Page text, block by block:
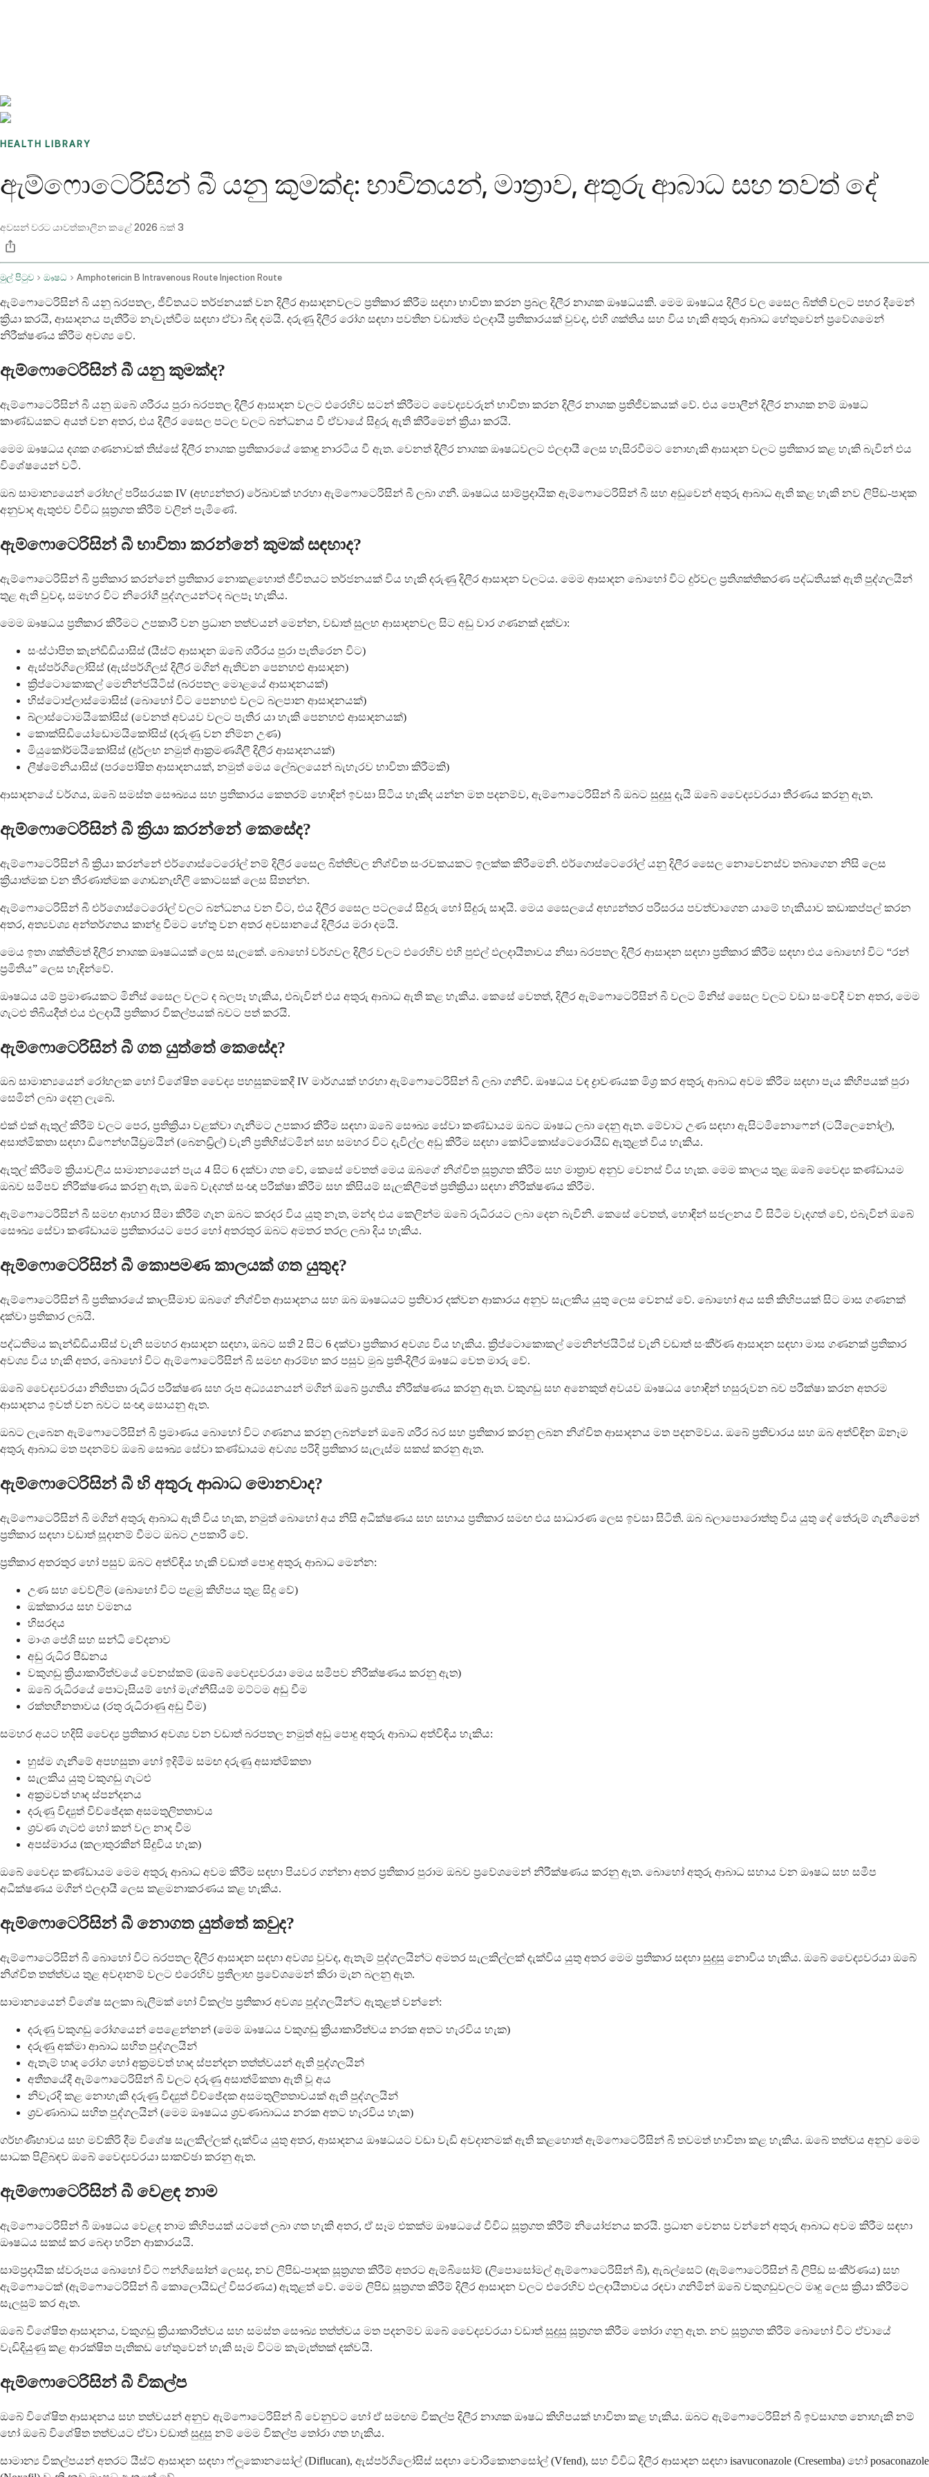
HEALTH LIBRARY
ඇම්ෆොටෙරිසින් බී යනු කුමක්ද: භාවිතයන්, මාත්‍රාව, අතුරු ආබාධ සහ තවත් දේ
අවසන් වරට යාවත්කාලීන කළේ2026 බක් 3
මුල් පිටුව ඖෂධ Amphotericin B Intravenous Route Injection Route
ඇම්ෆොටෙරිසින් බී යනු බරපතල, ජීවිතයට තර්ජනයක් වන දිලීර ආසාදනවලට ප්‍රතිකාර කිරීම සඳහා භාවිතා කරන ප්‍රබල දිලීර නාශක ඖෂධයකි. මෙම ඖෂධය දිලීර වල සෛල බිත්ති වලට පහර දීමෙන්
ක්‍රියා කරයි, ආසාදනය පැතිරීම නැවැත්වීම සඳහා ඒවා බිඳ දමයි. දරුණු දිලීර රෝග සඳහා පවතින වඩාත්ම ඵලදායී ප්‍රතිකාරයක් වුවද, එහි ශක්තිය සහ විය හැකි අතුරු ආබාධ හේතුවෙන් ප්‍රවේශමෙන්
නිරීක්ෂණය කිරීම අවශ්‍ය වේ.
ඇම්ෆොටෙරිසින් බී යනු කුමක්ද?
ඇම්ෆොටෙරිසින් බී යනු ඔබේ ශරීරය පුරා බරපතල දිලීර ආසාදන වලට එරෙහිව සටන් කිරීමට වෛද්‍යවරුන් භාවිතා කරන දිලීර නාශක ප්‍රතිජීවකයක් වේ. එය පොලීන් දිලීර නාශක නම් ඖෂධ
කාණ්ඩයකට අයත් වන අතර, එය දිලීර සෛල පටල වලට බන්ධනය වී ඒවායේ සිදුරු ඇති කිරීමෙන් ක්‍රියා කරයි.
මෙම ඖෂධය දශක ගණනාවක් තිස්සේ දිලීර නාශක ප්‍රතිකාරයේ කොඳු නාරටිය වී ඇත. වෙනත් දිලීර නාශක ඖෂධවලට ඵලදායී ලෙස හැසිරවීමට නොහැකි ආසාදන වලට ප්‍රතිකාර කළ හැකි බැවින් එය
විශේෂයෙන් වටී.
ඔබ සාමාන්‍යයෙන් රෝහල් පරිසරයක IV (අභ්‍යන්තර) රේඛාවක් හරහා ඇම්ෆොටෙරිසින් බී ලබා ගනී. ඖෂධය සාම්ප්‍රදායික ඇම්ෆොටෙරිසින් බී සහ අඩුවෙන් අතුරු ආබාධ ඇති කළ හැකි නව ලිපිඩ-පාදක
අනුවාද ඇතුළුව විවිධ සූත්‍රගත කිරීම් වලින් පැමිණේ.
ඇම්ෆොටෙරිසින් බී භාවිතා කරන්නේ කුමක් සඳහාද?
ඇම්ෆොටෙරිසින් බී ප්‍රතිකාර කරන්නේ ප්‍රතිකාර නොකළහොත් ජීවිතයට තර්ජනයක් විය හැකි දරුණු දිලීර ආසාදන වලටය. මෙම ආසාදන බොහෝ විට දුර්වල ප්‍රතිශක්තිකරණ පද්ධතියක් ඇති පුද්ගලයින්
තුළ ඇති වුවද, සමහර විට නිරෝගී පුද්ගලයන්ටද බලපෑ හැකිය.
මෙම ඖෂධය ප්‍රතිකාර කිරීමට උපකාරී වන ප්‍රධාන තත්වයන් මෙන්න, වඩාත් සුලභ ආසාදනවල සිට අඩු වාර ගණනක් දක්වා:
සංස්ථාපිත කැන්ඩිඩියාසිස් (යීස්ට් ආසාදන ඔබේ ශරීරය පුරා පැතිරෙන විට)
ඇස්පර්ගිලෝසිස් (ඇස්පර්ගිලස් දිලීර මගින් ඇතිවන පෙනහළු ආසාදන)
ක්‍රිප්ටොකොකල් මෙනින්ජයිටිස් (බරපතල මොළයේ ආසාදනයක්)
හිස්ටොප්ලාස්මොසිස් (බොහෝ විට පෙනහළු වලට බලපාන ආසාදනයක්)
බ්ලාස්ටොමයිකෝසිස් (වෙනත් අවයව වලට පැතිර යා හැකි පෙනහළු ආසාදනයක්)
කොක්සිඩියෝඩොමයිකෝසිස් (දරුණු වන නිම්න උණ)
මියුකෝර්මයිකෝසිස් (දුර්ලභ නමුත් ආක්‍රමණශීලී දිලීර ආසාදනයක්)
ලීෂ්මේනියාසිස් (පරපෝෂිත ආසාදනයක්, නමුත් මෙය ලේබලයෙන් බැහැරව භාවිතා කිරීමකි)
ආසාදනයේ වර්ගය, ඔබේ සමස්ත සෞඛ්‍යය සහ ප්‍රතිකාරය කෙතරම් හොඳින් ඉවසා සිටිය හැකිද යන්න මත පදනම්ව, ඇම්ෆොටෙරිසින් බී ඔබට සුදුසු දැයි ඔබේ වෛද්‍යවරයා තීරණය කරනු ඇත.
ඇම්ෆොටෙරිසින් බී ක්‍රියා කරන්නේ කෙසේද?
ඇම්ෆොටෙරිසින් බී ක්‍රියා කරන්නේ එර්ගොස්ටෙරෝල් නම් දිලීර සෛල බිත්තිවල නිශ්චිත සංරචකයකට ඉලක්ක කිරීමෙනි. එර්ගොස්ටෙරෝල් යනු දිලීර සෛල නොවෙනස්ව තබාගෙන නිසි ලෙස
ක්‍රියාත්මක වන තීරණාත්මක ගොඩනැඟිලි කොටසක් ලෙස සිතන්න.
ඇම්ෆොටෙරිසින් බී එර්ගොස්ටෙරෝල් වලට බන්ධනය වන විට, එය දිලීර සෛල පටලයේ සිදුරු හෝ සිදුරු සාදයි. මෙය සෛලයේ අභ්‍යන්තර පරිසරය පවත්වාගෙන යාමේ හැකියාව කඩාකප්පල් කරන
අතර, අත්‍යවශ්‍ය අන්තර්ගතය කාන්දු වීමට හේතු වන අතර අවසානයේ දිලීරය මරා දමයි.
මෙය ඉතා ශක්තිමත් දිලීර නාශක ඖෂධයක් ලෙස සැලකේ. බොහෝ වර්ගවල දිලීර වලට එරෙහිව එහි පුළුල් ඵලදායීතාවය නිසා බරපතල දිලීර ආසාදන සඳහා ප්‍රතිකාර කිරීම සඳහා එය බොහෝ විට “රන්
ප්‍රමිතිය” ලෙස හැඳින්වේ.
ඖෂධය යම් ප්‍රමාණයකට මිනිස් සෛල වලට ද බලපෑ හැකිය, එබැවින් එය අතුරු ආබාධ ඇති කළ හැකිය. කෙසේ වෙතත්, දිලීර ඇම්ෆොටෙරිසින් බී වලට මිනිස් සෛල වලට වඩා සංවේදී වන අතර, මෙම
ගැටළු තිබියදීත් එය ඵලදායී ප්‍රතිකාර විකල්පයක් බවට පත් කරයි.
ඇම්ෆොටෙරිසින් බී ගත යුත්තේ කෙසේද?
ඔබ සාමාන්‍යයෙන් රෝහලක හෝ විශේෂිත වෛද්‍ය පහසුකමකදී IV මාර්ගයක් හරහා ඇම්ෆොටෙරිසින් බී ලබා ගනීවි. ඖෂධය වඳ ද්‍රාවණයක මිශ්‍ර කර අතුරු ආබාධ අවම කිරීම සඳහා පැය කිහිපයක් පුරා
සෙමින් ලබා දෙනු ලැබේ.
එක් එක් ඇතුල් කිරීම් වලට පෙර, ප්‍රතික්‍රියා වළක්වා ගැනීමට උපකාර කිරීම සඳහා ඔබේ සෞඛ්‍ය සේවා කණ්ඩායම ඔබට ඖෂධ ලබා දෙනු ඇත. මේවාට උණ සඳහා ඇසිටමිනොෆෙන් (ටයිලෙනෝල්),
අසාත්මිකතා සඳහා ඩිෆෙන්හයිඩ්‍රමයින් (බෙනඩ්‍රිල්) වැනි ප්‍රතිහිස්ටමින් සහ සමහර විට දැවිල්ල අඩු කිරීම සඳහා කෝටිකොස්ටෙරොයිඩ් ඇතුළත් විය හැකිය.
ඇතුල් කිරීමේ ක්‍රියාවලිය සාමාන්‍යයෙන් පැය 4 සිට 6 දක්වා ගත වේ, කෙසේ වෙතත් මෙය ඔබගේ නිශ්චිත සූත්‍රගත කිරීම සහ මාත්‍රාව අනුව වෙනස් විය හැක. මෙම කාලය තුළ ඔබේ වෛද්‍ය කණ්ඩායම
ඔබව සමීපව නිරීක්ෂණය කරනු ඇත, ඔබේ වැදගත් සංඥා පරීක්ෂා කිරීම සහ කිසියම් සැලකිලිමත් ප්‍රතික්‍රියා සඳහා නිරීක්ෂණය කිරීම.
ඇම්ෆොටෙරිසින් බී සමඟ ආහාර සීමා කිරීම් ගැන ඔබට කරදර විය යුතු නැත, මන්ද එය කෙලින්ම ඔබේ රුධිරයට ලබා දෙන බැවිනි. කෙසේ වෙතත්, හොඳින් සජලනය වී සිටීම වැදගත් වේ, එබැවින් ඔබේ
සෞඛ්‍ය සේවා කණ්ඩායම ප්‍රතිකාරයට පෙර හෝ අතරතුර ඔබට අමතර තරල ලබා දිය හැකිය.
ඇම්ෆොටෙරිසින් බී කොපමණ කාලයක් ගත යුතුද?
ඇම්ෆොටෙරිසින් බී ප්‍රතිකාරයේ කාලසීමාව ඔබගේ නිශ්චිත ආසාදනය සහ ඔබ ඖෂධයට ප්‍රතිචාර දක්වන ආකාරය අනුව සැලකිය යුතු ලෙස වෙනස් වේ. බොහෝ අය සති කිහිපයක් සිට මාස ගණනක්
දක්වා ප්‍රතිකාර ලබයි.
පද්ධතිමය කැන්ඩිඩියාසිස් වැනි සමහර ආසාදන සඳහා, ඔබට සති 2 සිට 6 දක්වා ප්‍රතිකාර අවශ්‍ය විය හැකිය. ක්‍රිප්ටොකොකල් මෙනින්ජයිටිස් වැනි වඩාත් සංකීර්ණ ආසාදන සඳහා මාස ගණනක් ප්‍රතිකාර
අවශ්‍ය විය හැකි අතර, බොහෝ විට ඇම්ෆොටෙරිසින් බී සමඟ ආරම්භ කර පසුව මුඛ ප්‍රති-දිලීර ඖෂධ වෙත මාරු වේ.
ඔබේ වෛද්‍යවරයා නිතිපතා රුධිර පරීක්ෂණ සහ රූප අධ්‍යයනයන් මගින් ඔබේ ප්‍රගතිය නිරීක්ෂණය කරනු ඇත. වකුගඩු සහ අනෙකුත් අවයව ඖෂධය හොඳින් හසුරුවන බව පරීක්ෂා කරන අතරම
ආසාදනය ඉවත් වන බවට සංඥා සොයනු ඇත.
ඔබට ලැබෙන ඇම්ෆොටෙරිසින් බී ප්‍රමාණය බොහෝ විට ගණනය කරනු ලබන්නේ ඔබේ ශරීර බර සහ ප්‍රතිකාර කරනු ලබන නිශ්චිත ආසාදනය මත පදනම්වය. ඔබේ ප්‍රතිචාරය සහ ඔබ අත්විඳින ඕනෑම
අතුරු ආබාධ මත පදනම්ව ඔබේ සෞඛ්‍ය සේවා කණ්ඩායම අවශ්‍ය පරිදි ප්‍රතිකාර සැලැස්ම සකස් කරනු ඇත.
ඇම්ෆොටෙරිසින් බී හි අතුරු ආබාධ මොනවාද?
ඇම්ෆොටෙරිසින් බී මගින් අතුරු ආබාධ ඇති විය හැක, නමුත් බොහෝ අය නිසි අධීක්ෂණය සහ සහාය ප්‍රතිකාර සමඟ එය සාධාරණ ලෙස ඉවසා සිටිති. ඔබ බලාපොරොත්තු විය යුතු දේ තේරුම් ගැනීමෙන්
ප්‍රතිකාර සඳහා වඩාත් සූදානම් වීමට ඔබට උපකාරී වේ.
ප්‍රතිකාර අතරතුර හෝ පසුව ඔබට අත්විඳිය හැකි වඩාත් පොදු අතුරු ආබාධ මෙන්න:
උණ සහ වෙව්ලීම (බොහෝ විට පළමු කිහිපය තුළ සිදු වේ)
ඔක්කාරය සහ වමනය
හිසරදය
මාංශ පේශි සහ සන්ධි වේදනාව
අඩු රුධිර පීඩනය
වකුගඩු ක්‍රියාකාරිත්වයේ වෙනස්කම් (ඔබේ වෛද්‍යවරයා මෙය සමීපව නිරීක්ෂණය කරනු ඇත)
ඔබේ රුධිරයේ පොටෑසියම් හෝ මැග්නීසියම් මට්ටම අඩු වීම
රක්තහීනතාවය (රතු රුධිරාණු අඩු වීම)
සමහර අයට හදිසි වෛද්‍ය ප්‍රතිකාර අවශ්‍ය වන වඩාත් බරපතල නමුත් අඩු පොදු අතුරු ආබාධ අත්විඳිය හැකිය:
හුස්ම ගැනීමේ අපහසුතා හෝ ඉදිමීම සමඟ දරුණු අසාත්මිකතා
සැලකිය යුතු වකුගඩු ගැටළු
අක්‍රමවත් හෘද ස්පන්දනය
දරුණු විද්‍යුත් විච්ඡේදක අසමතුලිතතාවය
ශ්‍රවණ ගැටළු හෝ කන් වල නාද වීම
අපස්මාරය (කලාතුරකින් සිදුවිය හැක)
ඔබේ වෛද්‍ය කණ්ඩායම මෙම අතුරු ආබාධ අවම කිරීම සඳහා පියවර ගන්නා අතර ප්‍රතිකාර පුරාම ඔබව ප්‍රවේශමෙන් නිරීක්ෂණය කරනු ඇත. බොහෝ අතුරු ආබාධ සහාය වන ඖෂධ සහ සමීප
අධීක්ෂණය මගින් ඵලදායී ලෙස කළමනාකරණය කළ හැකිය.
ඇම්ෆොටෙරිසින් බී නොගත යුත්තේ කවුද?
ඇම්ෆොටෙරිසින් බී බොහෝ විට බරපතල දිලීර ආසාදන සඳහා අවශ්‍ය වුවද, ඇතැම් පුද්ගලයින්ට අමතර සැලකිල්ලක් දැක්විය යුතු අතර මෙම ප්‍රතිකාර සඳහා සුදුසු නොවිය හැකිය. ඔබේ වෛද්‍යවරයා ඔබේ
නිශ්චිත තත්ත්වය තුළ අවදානම් වලට එරෙහිව ප්‍රතිලාභ ප්‍රවේශමෙන් කිරා මැන බලනු ඇත.
සාමාන්‍යයෙන් විශේෂ සලකා බැලීමක් හෝ විකල්ප ප්‍රතිකාර අවශ්‍ය පුද්ගලයින්ට ඇතුළත් වන්නේ:
දරුණු වකුගඩු රෝගයෙන් පෙළෙන්නන් (මෙම ඖෂධය වකුගඩු ක්‍රියාකාරිත්වය නරක අතට හැරවිය හැක)
දරුණු අක්මා ආබාධ සහිත පුද්ගලයින්
ඇතැම් හෘද රෝග හෝ අක්‍රමවත් හෘද ස්පන්දන තත්ත්වයන් ඇති පුද්ගලයින්
අතීතයේදී ඇම්ෆොටෙරිසින් බී වලට දරුණු අසාත්මිකතා ඇති වූ අය
නිවැරදි කළ නොහැකි දරුණු විද්‍යුත් විච්ඡේදක අසමතුලිතතාවයක් ඇති පුද්ගලයින්
ශ්‍රවණාබාධ සහිත පුද්ගලයින් (මෙම ඖෂධය ශ්‍රවණාබාධය නරක අතට හැරවිය හැක)
ගර්භණීභාවය සහ මව්කිරි දීම විශේෂ සැලකිල්ලක් දැක්විය යුතු අතර, ආසාදනය ඖෂධයට වඩා වැඩි අවදානමක් ඇති කළහොත් ඇම්ෆොටෙරිසින් බී තවමත් භාවිතා කළ හැකිය. ඔබේ තත්වය අනුව මෙම
සාධක පිළිබඳව ඔබේ වෛද්‍යවරයා සාකච්ඡා කරනු ඇත.
ඇම්ෆොටෙරිසින් බී වෙළඳ නාම
ඇම්ෆොටෙරිසින් බී ඖෂධය වෙළඳ නාම කිහිපයක් යටතේ ලබා ගත හැකි අතර, ඒ සෑම එකක්ම ඖෂධයේ විවිධ සූත්‍රගත කිරීම් නියෝජනය කරයි. ප්‍රධාන වෙනස වන්නේ අතුරු ආබාධ අවම කිරීම සඳහා
ඖෂධය සකස් කර බෙදා හරින ආකාරයයි.
සාම්ප්‍රදායික ස්වරූපය බොහෝ විට ෆන්ගිසෝන් ලෙසද, නව ලිපිඩ-පාදක සූත්‍රගත කිරීම් අතරට ඇම්බිසෝම් (ලිපොසෝමල් ඇම්ෆොටෙරිසින් බී), ඇබල්සෙට් (ඇම්ෆොටෙරිසින් බී ලිපිඩ සංකීර්ණය) සහ
ඇම්ෆොටෙක් (ඇම්ෆොටෙරිසින් බී කොලොයිඩල් විසරණය) ඇතුළත් වේ. මෙම ලිපිඩ සූත්‍රගත කිරීම් දිලීර ආසාදන වලට එරෙහිව ඵලදායීතාවය රඳවා ගනිමින් ඔබේ වකුගඩුවලට මෘදු ලෙස ක්‍රියා කිරීමට
සැලසුම් කර ඇත.
ඔබේ විශේෂිත ආසාදනය, වකුගඩු ක්‍රියාකාරිත්වය සහ සමස්ත සෞඛ්‍ය තත්ත්වය මත පදනම්ව ඔබේ වෛද්‍යවරයා වඩාත් සුදුසු සූත්‍රගත කිරීම තෝරා ගනු ඇත. නව සූත්‍රගත කිරීම් බොහෝ විට ඒවායේ
වැඩිදියුණු කළ ආරක්ෂිත පැතිකඩ හේතුවෙන් හැකි සෑම විටම කැමැත්තක් දක්වයි.
ඇම්ෆොටෙරිසින් බී විකල්ප
ඔබේ විශේෂිත ආසාදනය සහ තත්වයන් අනුව ඇම්ෆොටෙරිසින් බී වෙනුවට හෝ ඒ සමඟම විකල්ප දිලීර නාශක ඖෂධ කිහිපයක් භාවිතා කළ හැකිය. ඔබට ඇම්ෆොටෙරිසින් බී ඉවසාගත නොහැකි නම්
හෝ ඔබේ විශේෂිත තත්වයට ඒවා වඩාත් සුදුසු නම් මෙම විකල්ප තෝරා ගත හැකිය.
සාමාන්‍ය විකල්පයන් අතරට යීස්ට් ආසාදන සඳහා ෆ්ලූකොනසෝල් (Diflucan), ඇස්පර්ගිලෝසිස් සඳහා වොරිකොනසෝල් (Vfend), සහ විවිධ දිලීර ආසාදන සඳහා isavuconazole (Cresemba) හෝ posaconazole